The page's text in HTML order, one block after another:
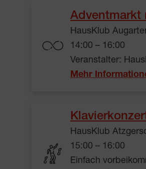
Adventmarkt
HausKlub
14:00 – 16:00
Veranstalter:
Mehr
HausKlub
15:00 – 16:00
Einfach